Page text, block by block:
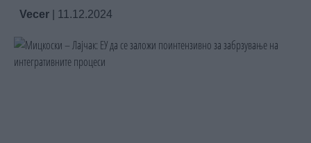
Vecer 11.12.2024